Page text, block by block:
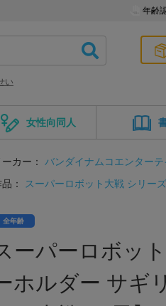
年齢
い
女性向同人
ーカー：
バンダイナムコエンターテ
：
スーパーロボット大戦 シリーズ
全年齢
ーパーロボッ
ホルダー サギ